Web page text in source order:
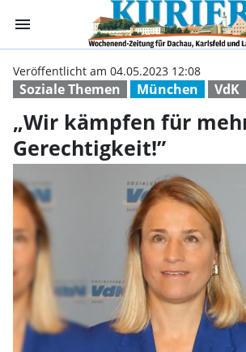
menu „Wir
Soziale Themen München VdK
Veröffentlicht am 04.05.2023 12:08
„Wir kämpfen für
Gerechtigkeit!”